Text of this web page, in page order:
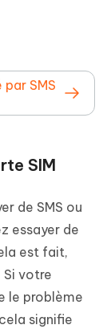
SMS
SIM
de SMS ou
essayer de
est fait,
Si votre
le problème
signifie